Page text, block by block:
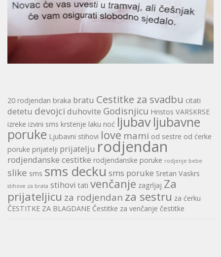
20 rodjendan braka bratu Cestitke za svadbu citati
detetu devojci duhovite Godisnjicu Hristos VARSKRSE
izreke izvini sms krstenje laku noć ljubavljubavne
poruke Ljubavni stihovi love mami od sestre od ćerke
poruke prijatelji prijatelju rodjendan
rodjendanske cestitke rodjendanske poruke rodjenje bebe
slike sms sms decku sms poruke Sretan Vaskrs
stihove za brata stihovi tati venčanje zagrljaj Za
prijateljicu za rodjendan za sestru za ćerku
ČESTITKE ZA BLAGDANE Čestitke za venčanje čestitke